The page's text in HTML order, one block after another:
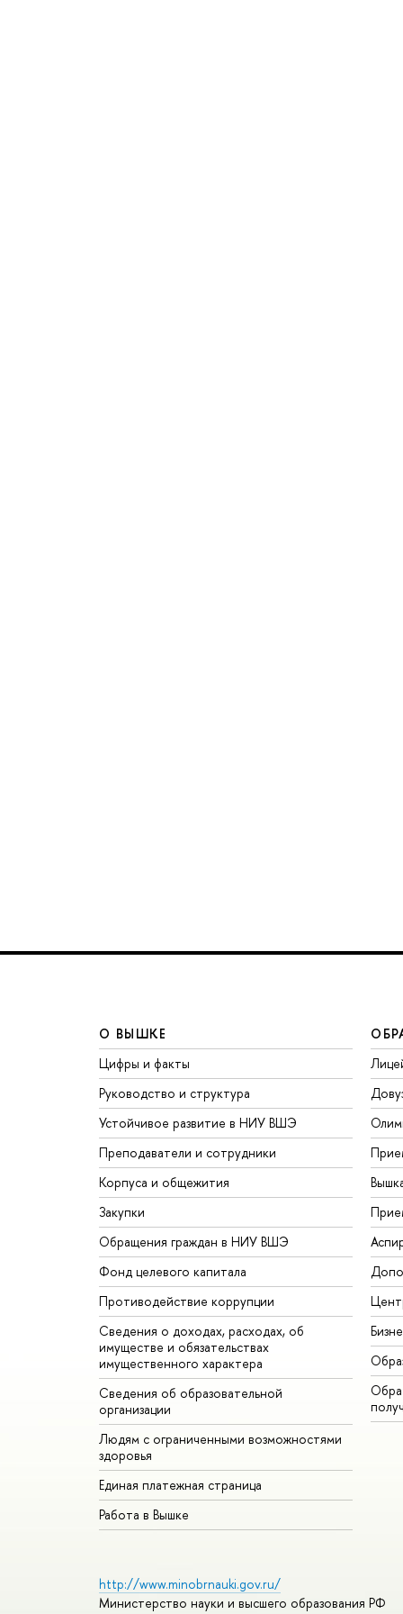
О ВЫШКЕ
Цифры и факты
Руководство и структура
Устойчивое развитие в НИУ ВШЭ
Преподаватели и сотрудники
Корпуса и общежития
Закупки
Обращения граждан в НИУ ВШЭ
Фонд целевого капитала
Противодействие коррупции
Сведения о доходах, расходах, об
имуществе и обязательствах
имущественного характера
Сведения об образовательной
организации
Людям с ограниченными возможностями
здоровья
Единая платежная страница
Работа в Вышке
http://www.minobrnauki.gov.ru/
Министерство науки и высшего образования РФ